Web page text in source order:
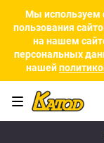
Мы используем
пользования
на нашем
персональных
нашей